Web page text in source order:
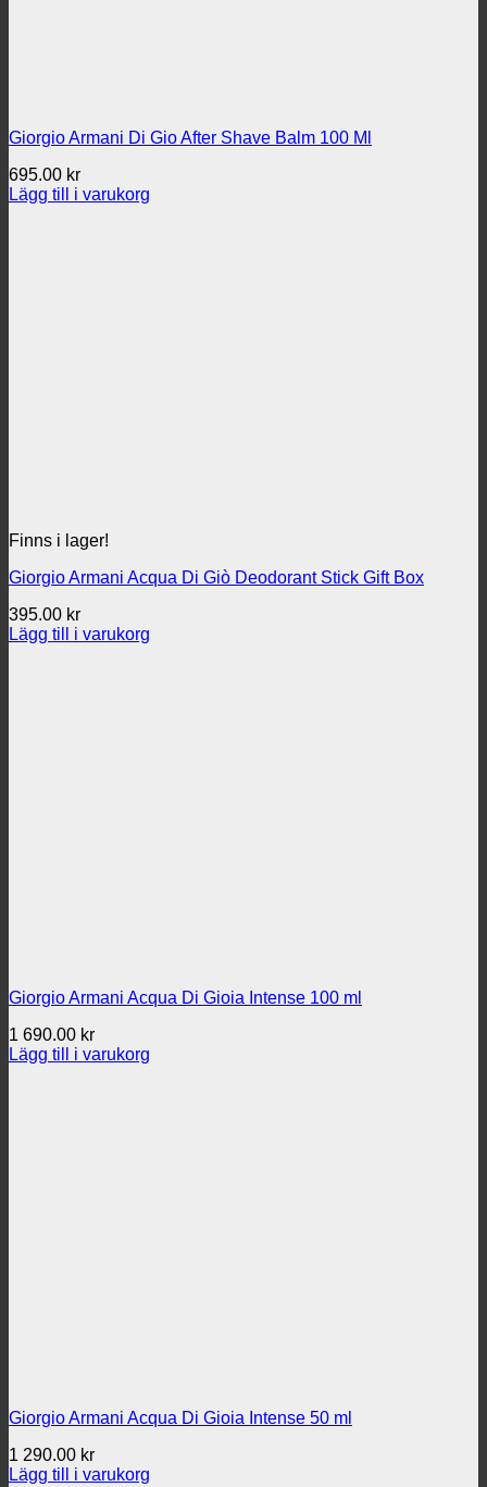
Giorgio Armani Di Gio After Shave Balm 100 Ml
695.00 kr
Lägg till i varukorg
Finns i lager!
Giorgio Armani Acqua Di Giò Deodorant Stick Gift Box
395.00 kr
Lägg till i varukorg
Giorgio Armani Acqua Di Gioia Intense 100 ml
1 690.00 kr
Lägg till i varukorg
Giorgio Armani Acqua Di Gioia Intense 50 ml
1 290.00 kr
Lägg till i varukorg